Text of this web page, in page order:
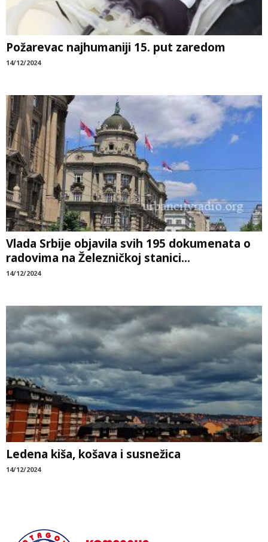
Požarevac najhumaniji 15. put zaredom
14/12/2024
Vlada Srbije objavila svih 195 dokumenata o
radovima na Železničkoj stanici...
14/12/2024
Ledena kiša, košava i susnežica
14/12/2024